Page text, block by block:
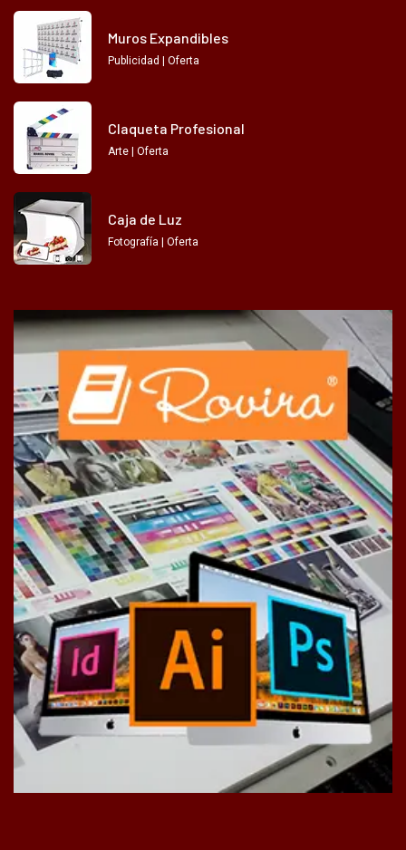
Muros Expandibles
Publicidad | Oferta
Claqueta Profesional
Arte | Oferta
Caja de Luz
Fotografía | Oferta